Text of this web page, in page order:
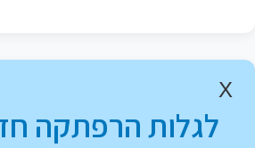
X
לגלות הרפתקה